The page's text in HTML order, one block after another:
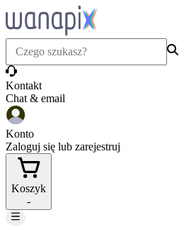
Kontakt
Chat & email
Konto
Zaloguj się lub zarejestruj
Koszyk
-